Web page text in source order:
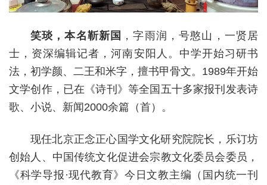
笑琰，本名靳新国 ，字雨润，号憨山，一贤居
士，资深编辑记者，河南安阳人。中学开始习研书
法，初学颜、二王和米字，擅书甲骨文。1989年开始
文学创作，已在《诗刊》等全国五十多家报刊发表诗
歌、小说、新闻2000余篇（首）。
现任北京正念正心国学文化研究院院长，乐订坊
创始人、中国传统文化促进会宗教文化委员会委员，
《科学导报·现代教育》今日文教主编（国内统一刊